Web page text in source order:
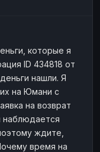
которые я
ID 434818 от
нашли. Я
на Юмани с
на возврат
наблюдается
ждите,
время на